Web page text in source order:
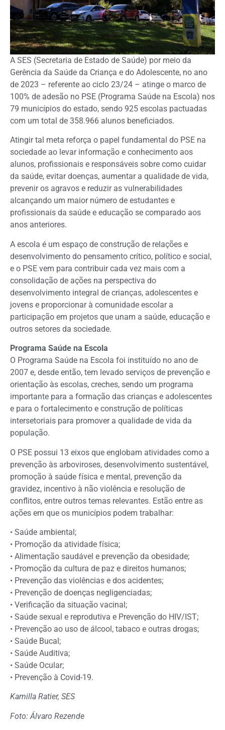
A SES (Secretaria de Estado de Saúde) por meio da
Gerência da Saúde da Criança e do Adolescente, no ano
de 2023 – referente ao ciclo 23/24 – atinge o marco de
100% de adesão no PSE (Programa Saúde na Escola) nos
79 municípios do estado, sendo 925 escolas pactuadas
com um total de 358.966 alunos beneficiados.
Atingir tal meta reforça o papel fundamental do PSE na
sociedade ao levar informação e conhecimento aos
alunos, profissionais e responsáveis sobre como cuidar
da saúde, evitar doenças, aumentar a qualidade de vida,
prevenir os agravos e reduzir as vulnerabilidades
alcançando um maior número de estudantes e
profissionais da saúde e educação se comparado aos
anos anteriores.
A escola é um espaço de construção de relações e
desenvolvimento do pensamento crítico, político e social,
e o PSE vem para contribuir cada vez mais com a
consolidação de ações na perspectiva do
desenvolvimento integral de crianças, adolescentes e
jovens e proporcionar à comunidade escolar a
participação em projetos que unam a saúde, educação e
outros setores da sociedade.
Programa Saúde na Escola
O Programa Saúde na Escola foi instituído no ano de
2007 e, desde então, tem levado serviços de prevenção e
orientação às escolas, creches, sendo um programa
importante para a formação das crianças e adolescentes
e para o fortalecimento e construção de políticas
intersetoriais para promover a qualidade de vida da
população.
O PSE possui 13 eixos que englobam atividades como a
prevenção às arboviroses, desenvolvimento sustentável,
promoção à saúde física e mental, prevenção da
gravidez, incentivo à não violência e resolução de
conflitos, entre outros temas relevantes. Estão entre as
ações em que os municípios podem trabalhar:
• Saúde ambiental;
• Promoção da atividade física;
• Alimentação saudável e prevenção da obesidade;
• Promoção da cultura de paz e direitos humanos;
• Prevenção das violências e dos acidentes;
• Prevenção de doenças negligenciadas;
• Verificação da situação vacinal;
• Saúde sexual e reprodutiva e Prevenção do HIV/IST;
• Prevenção ao uso de álcool, tabaco e outras drogas;
• Saúde Bucal;
• Saúde Auditiva;
• Saúde Ocular;
• Prevenção à Covid-19.
Kamilla Ratier, SES
Foto: Álvaro Rezende